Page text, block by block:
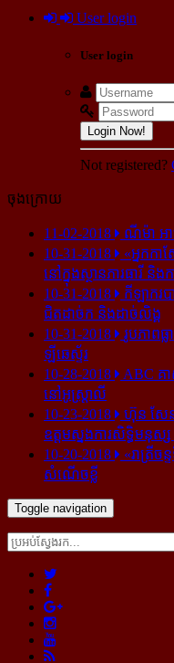
User login
User login
Login Now!
Not registered?
ចុងក្រោយ
11-02-2018
ណីម៉ា អា
10-31-2018
«អ្នក​កា
នៅ​ក្នុង​ស្ថាន​ភារធារី និ
10-31-2018
កីឡាករ​
ជិត​ដាច់ក និង​ដាច់​លិង្គ
10-31-2018
រូបភាព​ធ្
ឡីឆេស្ទ័រ
10-28-2018
ABC គ
នៅ​អូស្ត្រាលី
10-23-2018
ហ៊ុន សែន
ឧត្តម​ស្នងការ​សិទ្ធិ​មនុស្
10-20-2018
«រាត្រីច
សំណើចខ្លី
Toggle navigation